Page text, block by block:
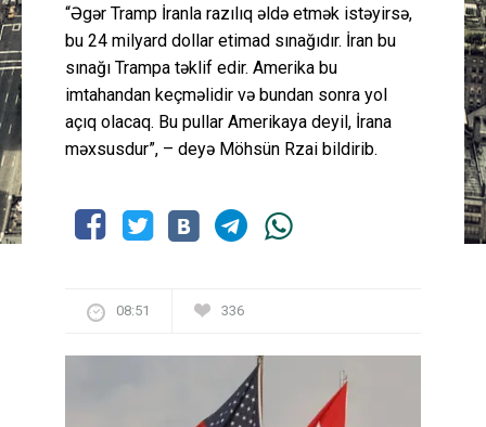
“Əgər Tramp İranla razılıq əldə etmək istəyirsə,
bu 24 milyard dollar etimad sınağıdır. İran bu
sınağı Trampa təklif edir. Amerika bu
imtahandan keçməlidir və bundan sonra yol
açıq olacaq. Bu pullar Amerikaya deyil, İrana
məxsusdur”, – deyə Möhsün Rzai bildirib.
08:51 336